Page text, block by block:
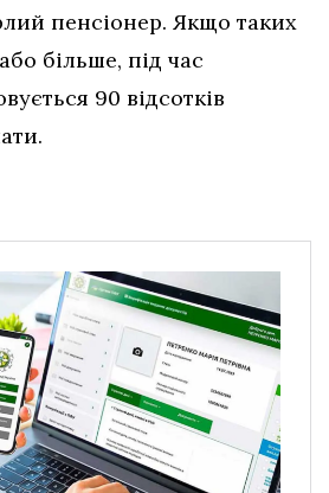
пенсіонер. Якщо таких
більше, під час
90 відсотків